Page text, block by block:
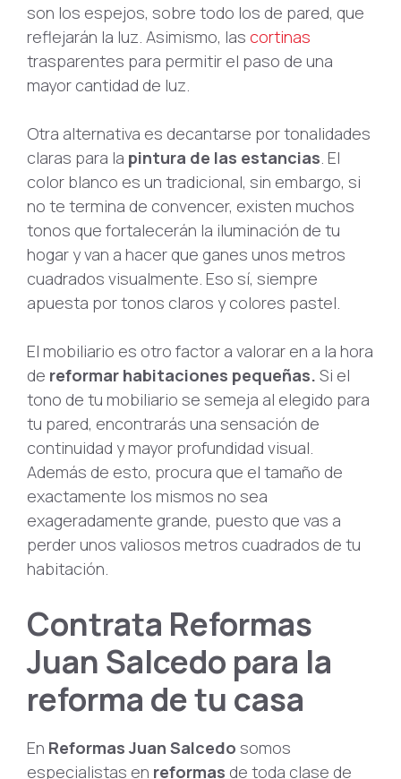
son los espejos, sobre todo los de pared, que
reflejarán la luz. Asimismo, las cortinas
trasparentes para permitir el paso de una
mayor cantidad de luz.
Otra alternativa es decantarse por tonalidades
claras para la pintura de las estancias . El
color blanco es un tradicional, sin embargo, si
no te termina de convencer, existen muchos
tonos que fortalecerán la iluminación de tu
hogar y van a hacer que ganes unos metros
cuadrados visualmente. Eso sí, siempre
apuesta por tonos claros y colores pastel.
El mobiliario es otro factor a valorar en a la hora
de reformar habitaciones pequeñas. Si el
tono de tu mobiliario se semeja al elegido para
tu pared, encontrarás una sensación de
continuidad y mayor profundidad visual.
Además de esto, procura que el tamaño de
exactamente los mismos no sea
exageradamente grande, puesto que vas a
perder unos valiosos metros cuadrados de tu
habitación.
Contrata Reformas
Juan Salcedo para la
reforma de tu casa
En Reformas Juan Salcedo somos
especialistas en reformas de toda clase de